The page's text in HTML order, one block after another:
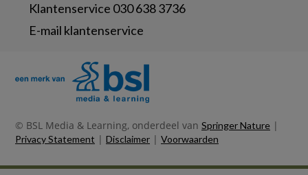
Klantenservice 030 638 3736
E-mail klantenservice
© BSL Media & Learning, onderdeel van Springer Nature |
Privacy Statement | Disclaimer | Voorwaarden